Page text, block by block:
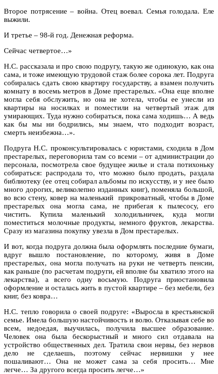
Второе потрясение – война. Отец воевал. Семья голодала. Еле
выжили.
И третье – 98-й год. Денежная реформа.
Сейчас четвертое…»
Н.С. рассказала и про свою подругу, такую же одинокую, как она
сама, и тоже имеющую трудовой стаж более сорока лет. Подруга
собиралась сдать свою квартиру государству, а взамен получить
комнату в восемь метров в Доме престарелых. «Она еще вполне
могла себя обслужить, но она не хотела, чтобы ее унесли из
квартиры на носилках и поместили на четвертый этаж для
умирающих. Туда нужно собираться, пока сама ходишь… А ведь
как бы мы ни бодрились, мы знаем, что подходит возраст,
смерть неизбежна…».
Подруга Н.С. проконсультировалась с юристами, сходила в Дом
престарелых, переговорила там со всеми – от администрации до
персонала, посмотрела свое будущее жилье и стала потихоньку
собираться: распродала то, что можно было продать, раздала
библиотеку (ее отец собирал альбомы по искусству, и у нее было
много дорогих, великолепно изданных книг), поменяла большой,
во всю стену, ковер на маленький прикроватный, чтобы в Доме
престарелых она могла сама, не прибегая к пылесосу, его
чистить. Купила маленький холодильничек, куда могли
поместиться молочные продукты, немного фруктов, лекарства.
Сразу из магазина покупку увезла в Дом престарелых.
И вот, когда подруга должна была оформлять последние бумаги,
вдруг вышло постановление, по которому, живя в Доме
престарелых, она могла получать на руки не четверть пенсии,
как раньше (по расчетам подруги, ей вполне бы хватило этого на
лекарства), а всего одну восьмую. Подруга приостановила
оформление и осталась жить в пустой квартире – без мебели, без
книг, без ковра…
Н.С. тепло говорила о своей подруге: «Выросла в крестьянской
семье. Имела большую настойчивость и волю. Отказывая себе во
всем, недоедая, выучилась, получила высшее образование.
Человек она была бескорыстный и много сил отдавала на
устройство общественных дел. Тратила свои нервы, без нервов
дело не сделаешь, поэтому сейчас нервишки у нее
пошаливают… Она не может сама за себя просить… Мне
легче… За другого всегда просить легче…»